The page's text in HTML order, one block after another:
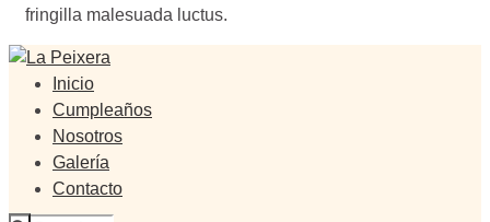
fringilla malesuada luctus.
Inicio
Cumpleaños
Nosotros
Galería
Contacto